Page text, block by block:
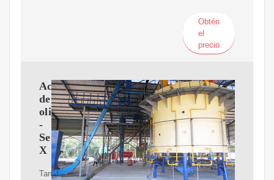
Obtén
el
precio
Aceite
de
oliva
-
Serie
X
Tanto